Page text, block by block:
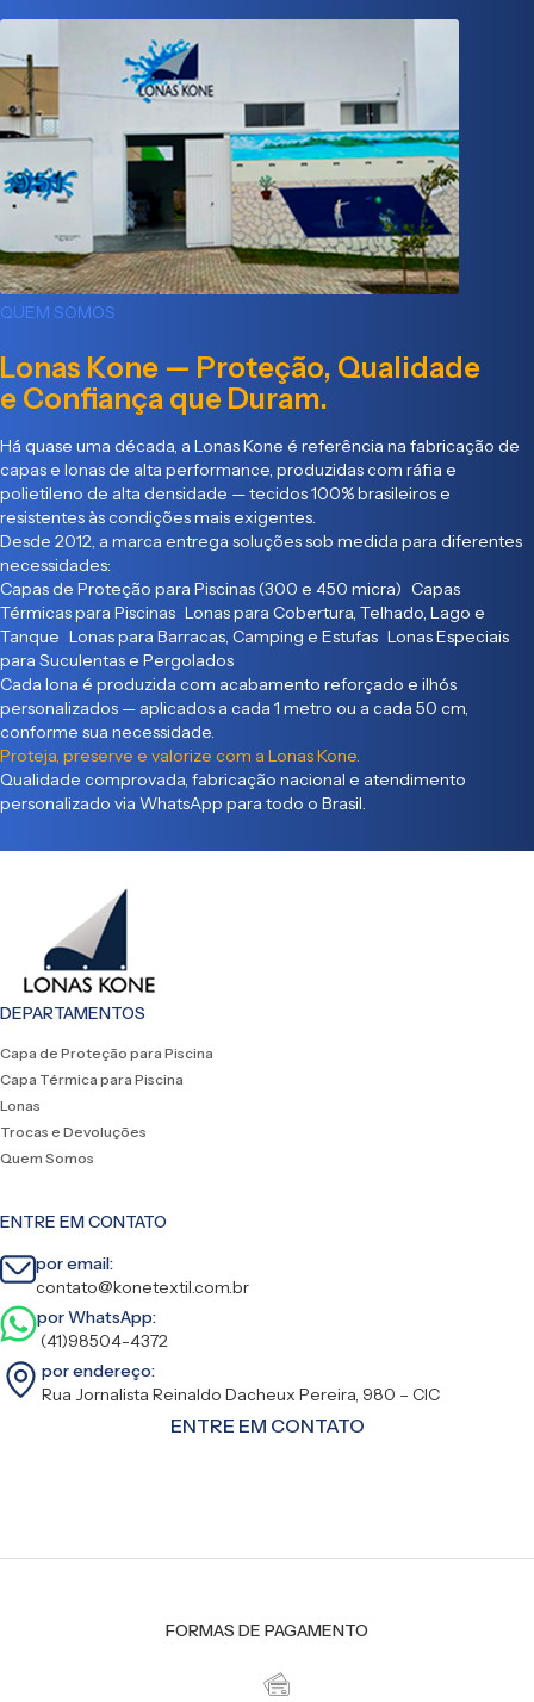
QUEM SOMOS
Lonas Kone — Proteção, Qualidade
e Confiança que Duram.
Há quase uma década, a Lonas Kone é referência na fabricação de
capas e lonas de alta performance, produzidas com ráfia e
polietileno de alta densidade — tecidos 100% brasileiros e
resistentes às condições mais exigentes.
Desde 2012, a marca entrega soluções sob medida para diferentes
necessidades:
Capas de Proteção para Piscinas (300 e 450 micra) Capas
Térmicas para Piscinas Lonas para Cobertura, Telhado, Lago e
Tanque Lonas para Barracas, Camping e Estufas Lonas Especiais
para Suculentas e Pergolados
Cada lona é produzida com acabamento reforçado e ilhós
personalizados — aplicados a cada 1 metro ou a cada 50 cm,
conforme sua necessidade.
Proteja, preserve e valorize com a Lonas Kone.
Qualidade comprovada, fabricação nacional e atendimento
personalizado via WhatsApp para todo o Brasil.
DEPARTAMENTOS
Capa de Proteção para Piscina
Capa Térmica para Piscina
Lonas
Trocas e Devoluções
Quem Somos
ENTRE EM CONTATO
por email:
contato@konetextil.com.br
por WhatsApp:
(41)98504-4372
por endereço:
Rua Jornalista Reinaldo Dacheux Pereira, 980 – CIC
ENTRE EM CONTATO
FORMAS DE PAGAMENTO